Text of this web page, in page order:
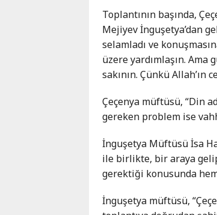
İnguşetya
Kabardey-
Balkar
Karaçay-
Krasnodar
Kray
Osetya
Stavropol
Kray
Toplantının başında,
Mejiyev İnguşetya’dan
selamladı ve
üzere yardımlaşın. Ama
sakının. Çünkü Allah’ın
Çeçenya müftüsü, “Din
gereken problem ise
İnguşetya Müftüsü İsa
ile birlikte, bir araya
gerektiği konusunda
İnguşetya müftüsü,